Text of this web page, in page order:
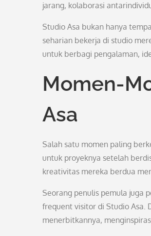
jarang, kolaborasi
Studio Asa bukan hanya
seharian bekerja di studio
untuk berbagi pengalaman,
Momen-
Asa
Salah satu momen paling
untuk proyeknya setelah
kreativitas mereka berdua
Seorang penulis pemula juga
frequent visitor di Studio Asa.
menerbitkannya,